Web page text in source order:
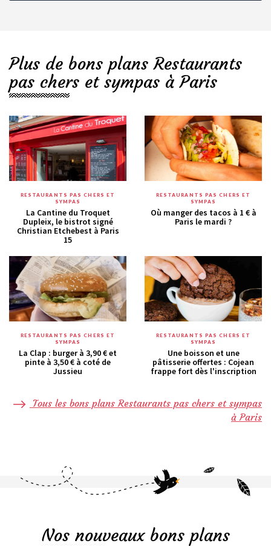
Plus de bons plans Restaurants
pas chers et sympas à Paris
RESTAURANTS PAS CHERS ET
SYMPAS
La Cantine du Troquet
Dupleix, le bistrot signé
Christian Etchebest à Paris
15
RESTAURANTS PAS CHERS ET
SYMPAS
Où manger des tacos à 1 € à
Paris le mardi ?
RESTAURANTS PAS CHERS ET
SYMPAS
La Clap : burger à 3,90 € et
pinte à 3,50 € à coté de
Jussieu
RESTAURANTS PAS CHERS ET
SYMPAS
Une boisson et une
pâtisserie offertes : Cojean
frappe fort dès l'inscription
Tous les bons plans Restaurants pas chers et sympas
à Paris
Nos nouveaux bons plans